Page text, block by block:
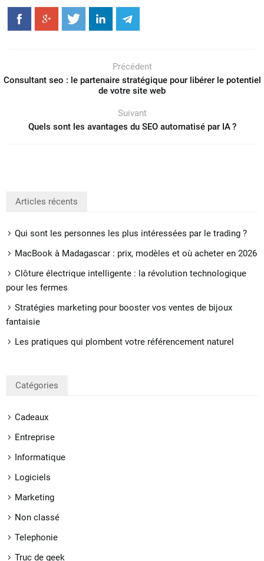
Précédent
Consultant seo : le partenaire stratégique pour libérer le potentiel
de votre site web
Suivant
Quels sont les avantages du SEO automatisé par IA ?
Articles récents
Qui sont les personnes les plus intéressées par le trading ?
MacBook à Madagascar : prix, modèles et où acheter en 2026
Clôture électrique intelligente : la révolution technologique
pour les fermes
Stratégies marketing pour booster vos ventes de bijoux
fantaisie
Les pratiques qui plombent votre référencement naturel
Catégories
Cadeaux
Entreprise
Informatique
Logiciels
Marketing
Non classé
Telephonie
Truc de geek